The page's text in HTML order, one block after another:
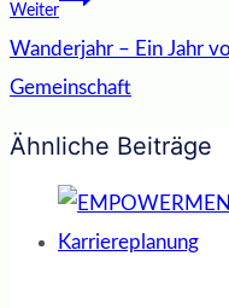
Weiter
Wanderjahr – Ein Jahr
Gemeinschaft
Ähnliche Beiträge